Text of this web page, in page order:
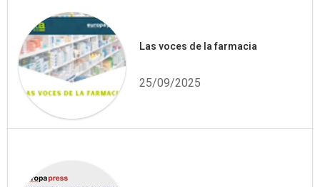
Las voces de la farmacia
25/09/2025